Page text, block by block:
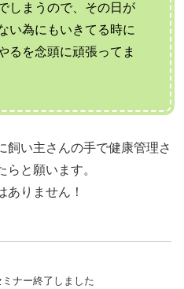
しまうので、 その日が
い為にもいきてる時に
るを念頭に頑張ってま
飼い主さんの手で健康管理さ
と願います。
ありません！
ナー終了しました